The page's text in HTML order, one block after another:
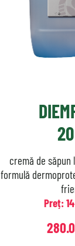
cremă de
formulă
Preț: